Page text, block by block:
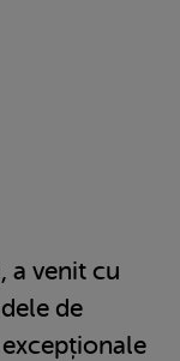
a venit cu
de